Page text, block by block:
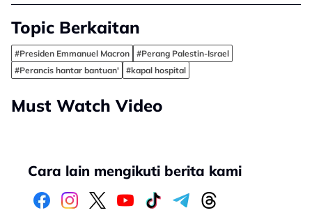
Topic Berkaitan
#Presiden Emmanuel Macron
#Perang Palestin-Israel
#Perancis hantar bantuan'
#kapal hospital
Must Watch Video
Cara lain mengikuti berita kami